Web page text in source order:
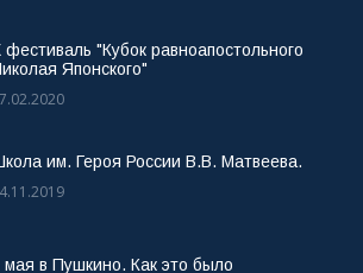
фестиваль "Кубок равноапостольного
Японского"
им. Героя России В.В. Матвеева.
мая в Пушкино. Как это было